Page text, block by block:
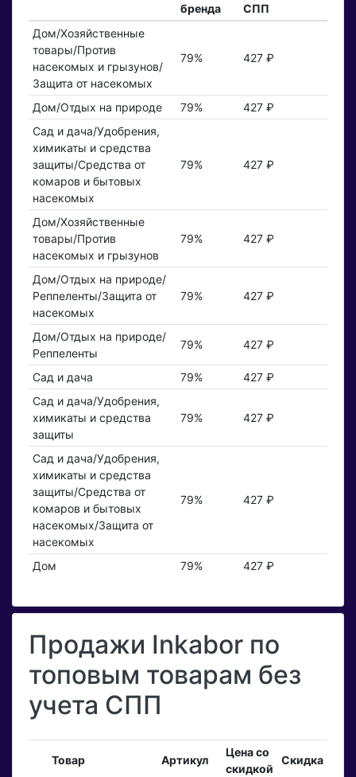
бренда
СПП
Дом/Хозяйственные
товары/Против
насекомых и грызунов/
Защита от насекомых
79% 427 ₽
Дом/Отдых на природе 79%
427 ₽
Сад и дача/Удобрения,
химикаты и средства
защиты/Средства от
комаров и бытовых
насекомых
79% 427 ₽
Дом/Хозяйственные
товары/Против
насекомых и грызунов
79% 427 ₽
Дом/Отдых на природе/
Реппеленты/Защита от
насекомых
79% 427 ₽
Дом/Отдых на природе/
Реппеленты
79% 427 ₽
Сад и дача 79%
427 ₽
Сад и дача/Удобрения,
химикаты и средства
защиты
79% 427 ₽
Сад и дача/Удобрения,
химикаты и средства
защиты/Средства от
комаров и бытовых
насекомых/Защита от
насекомых
79% 427 ₽
Дом 79% 427 ₽
Продажи Inkabor по
топовым товарам без
учета СПП
Товар Артикул
Цена со
скидкой
Скидка